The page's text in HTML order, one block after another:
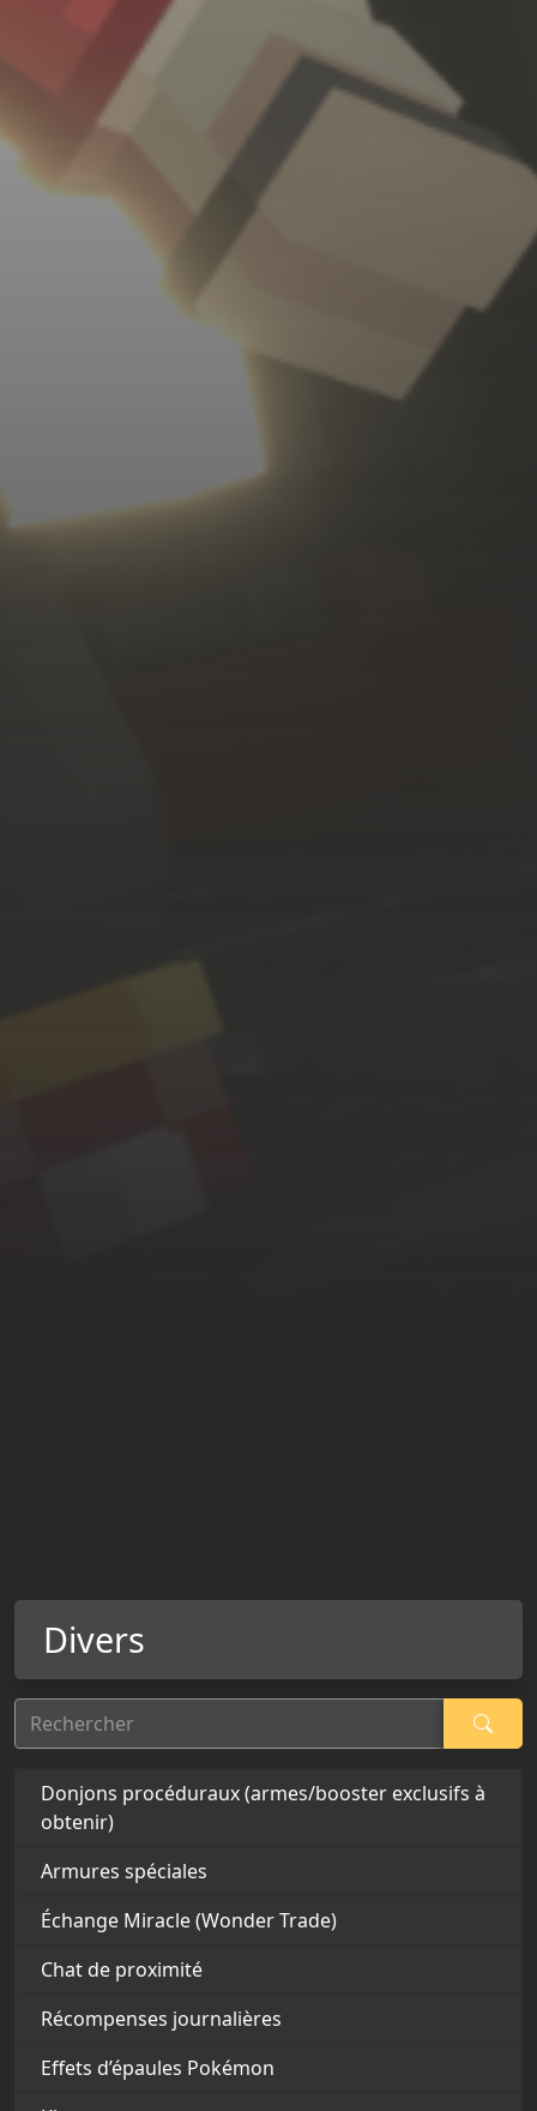
Divers
Rechercher
Donjons procéduraux (armes/booster exclusifs à
obtenir)
Armures spéciales
Échange Miracle (Wonder Trade)
Chat de proximité
Récompenses journalières
Effets d’épaules Pokémon